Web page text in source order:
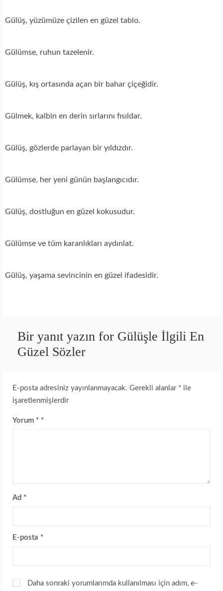
Gülüş, yüzümüze çizilen en güzel tablo.
Gülümse, ruhun tazelenir.
Gülüş, kış ortasında açan bir bahar çiçeğidir.
Gülmek, kalbin en derin sırlarını fısıldar.
Gülüş, gözlerde parlayan bir yıldızdır.
Gülümse, her yeni günün başlangıcıdır.
Gülüş, dostluğun en güzel kokusudur.
Gülümse ve tüm karanlıkları aydınlat.
Gülüş, yaşama sevincinin en güzel ifadesidir.
Bir yanıt yazın for Gülüşle İlgili En
Güzel Sözler
E-posta adresiniz yayınlanmayacak. Gerekli alanlar * ile
işaretlenmişlerdir
Yorum *
Ad *
E-posta *
Daha sonraki yorumlarımda kullanılması için adım, e-